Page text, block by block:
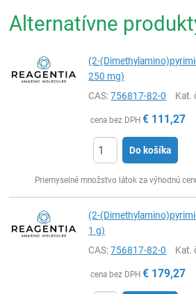
Alternatívne
(2-
250 mg)
CAS:756817-82-0 Kat.
cena bez DPH € 111,27
Do košíka
Priemyselné množstvo látok za výhodnú
(2-
1 g)
CAS:756817-82-0 Kat.
cena bez DPH € 179,27